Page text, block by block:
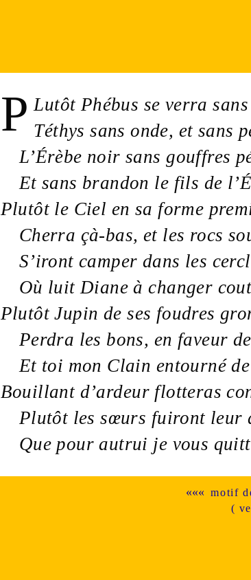
P Lutôt Phébus se verra sans
Téthys sansonde, et sans
L’Érèbe noir sans gouffres
Et sans brandon le fils de l’
Plutôt le Ciel en sa forme
Cherra çà-bas, et les rocs
S’iront camper dans les
Où luitDiane à changer
PlutôtJupin de ses foudres
Perdra les bons, en faveur
Et toi mon Clain entourné
Bouillant d’ardeurflotteras
Plutôt lessœurs fuiront leur
Que pour autrui je vous
««« motif
(